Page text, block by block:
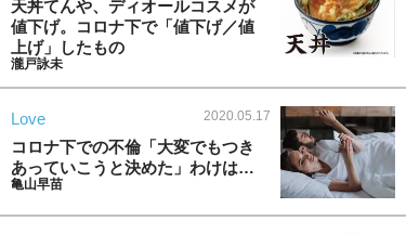
天丼てんや、ディオールコスメが
値下げ。コロナ下で「値下げ／値
上げ」したもの
瀧戸詠未
Love 2020.05.17
コロナ下での不倫「大変でもつき
あっていこうと決めた」わけは…
亀山早苗